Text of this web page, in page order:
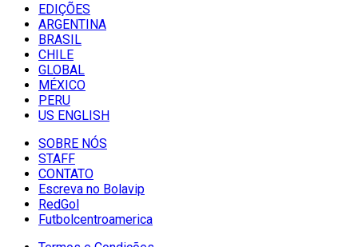
EDIÇÕES
ARGENTINA
BRASIL
CHILE
GLOBAL
MÉXICO
PERU
US ENGLISH
SOBRE NÓS
STAFF
CONTATO
Escreva no Bolavip
RedGol
Futbolcentroamerica